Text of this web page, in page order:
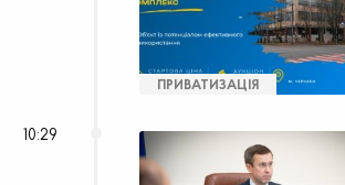
ПРИВАТИЗАЦІЯ
10:29